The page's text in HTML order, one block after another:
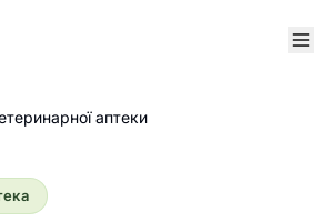
аптеки